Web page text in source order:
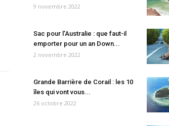
9 novembre 2022
Sac pour l’Australie : que faut-il
emporter pour un an Down...
2 novembre 2022
Grande Barrière de Corail : les 10
îles qui vont vous...
26 octobre 2022